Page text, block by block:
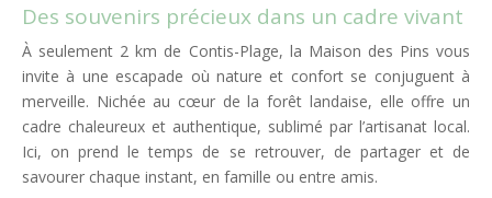
Des souvenirs précieux dans un cadre vivant
À seulement 2 km de Contis-Plage, la Maison des Pins vous
invite à une escapade où nature et confort se conjuguent à
merveille. Nichée au cœur de la forêt landaise, elle offre un
cadre chaleureux et authentique, sublimé par l’artisanat local.
Ici, on prend le temps de se retrouver, de partager et de
savourer chaque instant, en famille ou entre amis.